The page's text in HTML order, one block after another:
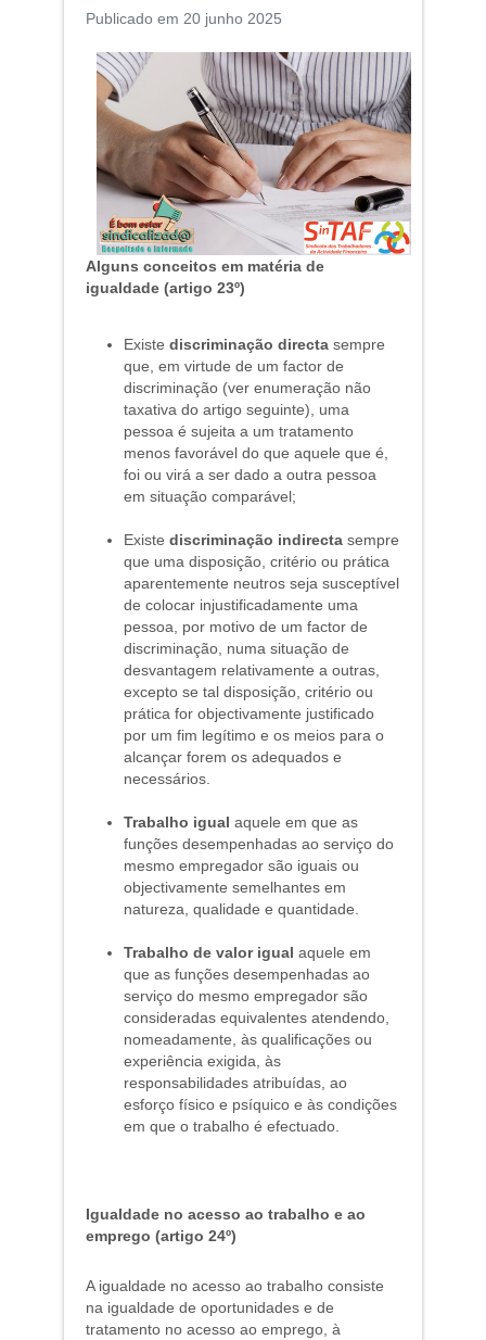
Publicado em 20 junho 2025
Alguns conceitos em matéria de
igualdade (artigo 23º)
Existe discriminação directasempre
que, em virtude de um factor de
discriminação (ver enumeração não
taxativa do artigo seguinte), uma
pessoa é sujeita a um tratamento
menos favorável do que aquele que é,
foi ou virá a ser dado a outra pessoa
em situação comparável;
Existe discriminação indirectasempre
que uma disposição, critério ou prática
aparentemente neutros seja susceptível
de colocar injustificadamente uma
pessoa, por motivo de um factor de
discriminação, numa situação de
desvantagem relativamente a outras,
excepto se tal disposição, critério ou
prática for objectivamente justificado
por um fim legítimo e os meios para o
alcançar forem os adequados e
necessários.
Trabalho igual aquele em que as
funções desempenhadas ao serviço do
mesmo empregador são iguais ou
objectivamente semelhantes em
natureza, qualidade e quantidade.
Trabalho de valor igual aquele em
que as funções desempenhadas ao
serviço do mesmo empregador são
consideradas equivalentes atendendo,
nomeadamente, às qualificações ou
experiência exigida, às
responsabilidades atribuídas, ao
esforço físico e psíquico e às condições
em que o trabalho é efectuado.
Igualdade no acesso ao trabalho e ao
emprego (artigo 24º)
A igualdade no acesso ao trabalho consiste
na igualdade de oportunidades e de
tratamento no acesso ao emprego, à